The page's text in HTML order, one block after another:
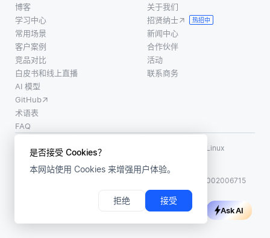
是否接受 Cookies？
本网站使用 Cookies 来增强用户体验。
拒绝 接受
博客
学习中心
常用场景
客户案例
竞品对比
白皮书和线上直播
AI 模型
GitHub
术语表
FAQ
关于我们
招贤纳士
热招中
新闻中心
合作伙伴
活动
联系商务
使用条款
LF AI、LF AI & Data、Milvus，以及相关的开源项目名称为 Linux
Foundation 所有商标
版权所有 ©2026 上海赜睿信息科技有限公司保留所有权利
沪公网安备31011002006715
Ask AI